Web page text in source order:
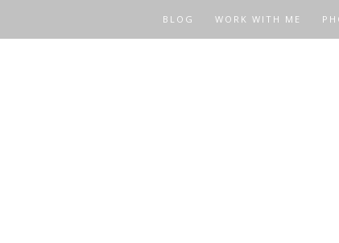
BLOG WORK WITH ME